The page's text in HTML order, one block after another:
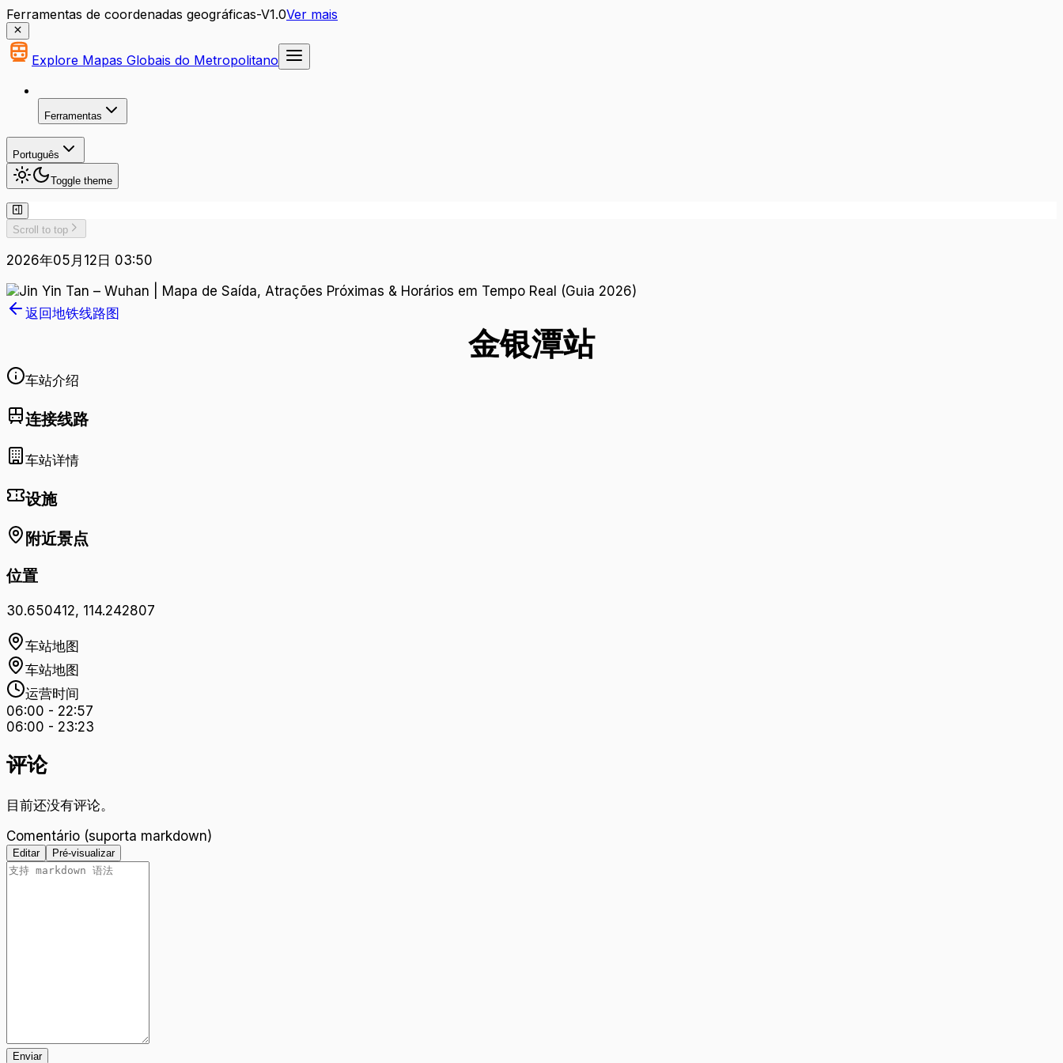
Ferramentas de coordenadas geográficas-V1.0Ver mais
Explore Mapas Globais do Metropolitano
Ferramentas
Português
Toggle theme
Scroll to top
2026年05月12日 03:50
返回地铁线路图
金银潭站
车站介绍
连接线路
车站详情
设施
附近景点
位置
30.650412, 114.242807
车站地图
车站地图
运营时间
06:00 - 22:57
06:00 - 23:23
评论
目前还没有评论。
Comentário (suporta markdown)
Editar Pré-visualizar
Enviar